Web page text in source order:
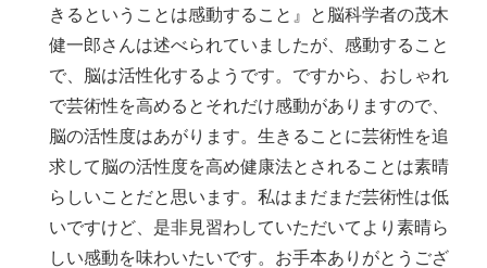
きるということは感動すること』と脳科学者の茂木
健一郎さんは述べられていましたが、感動すること
で、脳は活性化するようです。ですから、おしゃれ
で芸術性を高めるとそれだけ感動がありますので、
脳の活性度はあがります。生きることに芸術性を追
求して脳の活性度を高め健康法とされることは素晴
らしいことだと思います。私はまだまだ芸術性は低
いですけど、是非見習わしていただいてより素晴ら
しい感動を味わいたいです。お手本ありがとうござ